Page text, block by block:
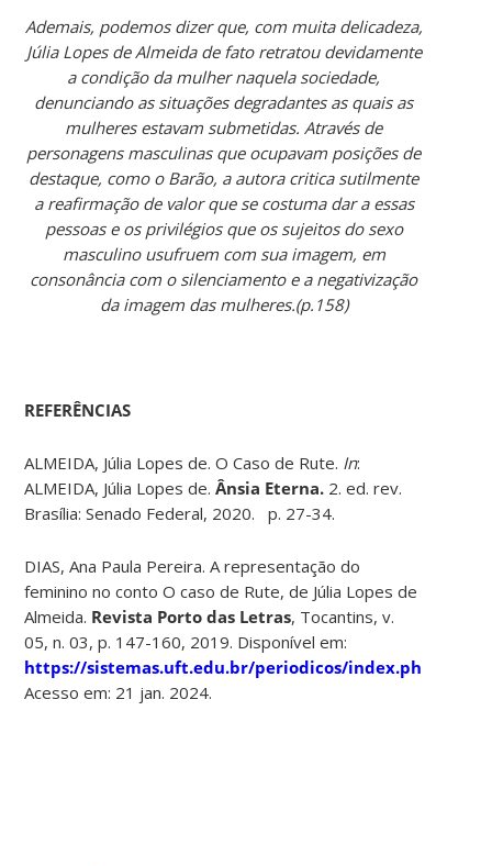
Ademais, podemos dizer que, com muita delicadeza,
Júlia Lopes de Almeida de fato retratou devidamente
a condição da mulher naquela sociedade,
denunciando as situações degradantes as quais as
mulheres estavam submetidas. Através de
personagens masculinas que ocupavam posições de
destaque, como o Barão, a autora critica sutilmente
a reafirmação de valor que se costuma dar a essas
pessoas e os privilégios que os sujeitos do sexo
masculino usufruem com sua imagem, em
consonância com o silenciamento e a negativização
da imagem das mulheres.(p.158)
REFERÊNCIAS
ALMEIDA, Júlia Lopes de. O Caso de Rute. In:
ALMEIDA, Júlia Lopes de.Ânsia Eterna. 2. ed. rev.
Brasília: Senado Federal, 2020.
p. 27-34.
DIAS, Ana Paula Pereira. A representação do
feminino no conto O caso de Rute, de Júlia Lopes de
Almeida. Revista Porto das Letras, Tocantins, v.
05, n. 03, p. 147-160, 2019. Disponível em:
https://sistemas.uft.edu.br/periodicos/index.php/
Acesso em: 21 jan. 2024.